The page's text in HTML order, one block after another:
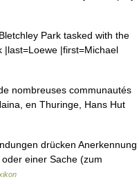
Park tasked with the
|last=Loewe |first=Michael
nombreuses communautés
en Thuringe, Hans Hut
drücken Anerkennung
einer Sache (zum